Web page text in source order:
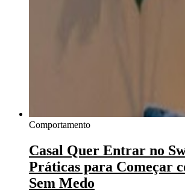
Comportamento
Casal Quer Entrar no
Práticas para Começar
Sem Medo